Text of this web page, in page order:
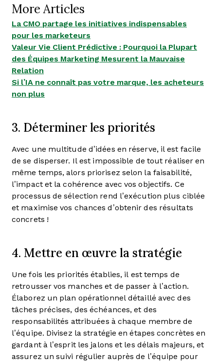
More Articles
La CMO partage les initiatives indispensables
pour les marketeurs
Valeur Vie Client Prédictive : Pourquoi la Plupart
des Équipes Marketing Mesurent la Mauvaise
Relation
Si l’IA ne connaît pas votre marque, les acheteurs
non plus
3. Déterminer les priorités
Avec une multitude d’idées en réserve, il est facile
de se disperser. Il est impossible de tout réaliser en
même temps, alors priorisez selon la faisabilité,
l’impact et la cohérence avec vos objectifs. Ce
processus de sélection rend l’exécution plus ciblée
et maximise vos chances d’obtenir des résultats
concrets !
4. Mettre en œuvre la stratégie
Une fois les priorités établies, il est temps de
retrousser vos manches et de passer à l’action.
Élaborez un plan opérationnel détaillé avec des
tâches précises, des échéances, et des
responsabilités attribuées à chaque membre de
l’équipe. Divisez la stratégie en étapes concrètes en
gardant à l’esprit les jalons et les délais majeurs, et
assurez un suivi régulier auprès de l’équipe pour